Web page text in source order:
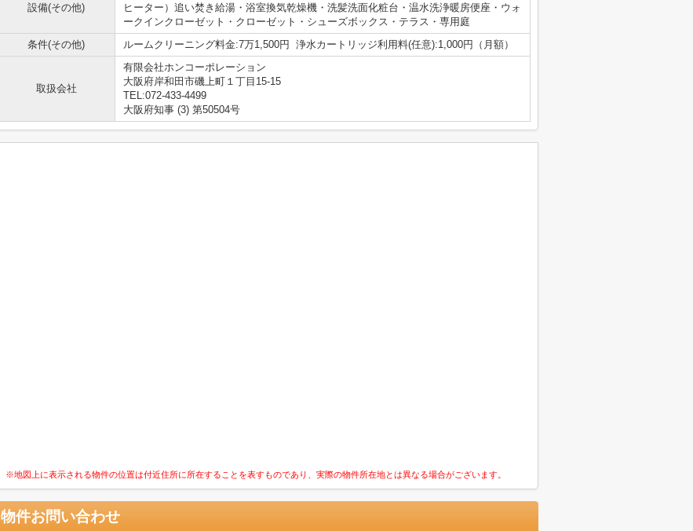
設備(その他)
ヒーター）追い焚き給湯・浴室換気乾燥機・洗髪洗面化粧台・温水洗浄暖房便座・ウォ
ークインクローゼット・クローゼット・シューズボックス・テラス・専用庭
条件(その他)
ルームクリーニング料金:7万1,500円 浄水カートリッジ利用料(任意):1,000円（月額）
取扱会社
有限会社ホンコーポレーション
大阪府岸和田市磯上町１丁目15-15
TEL:072-433-4499
大阪府知事 (3) 第50504号
※地図上に表示される物件の位置は付近住所に所在することを表すものであり、実際の物件所在地とは異なる場合がございます。
物件お問い合わせ